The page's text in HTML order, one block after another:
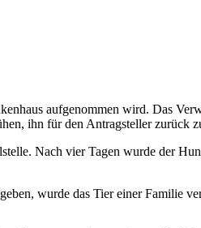
aufgenommen wird. Das
ihn für den Antragsteller zurück
Nach vier Tagen wurde der
wurde das Tier einer Familie